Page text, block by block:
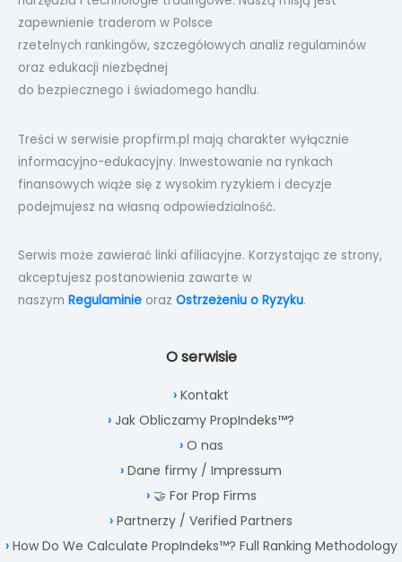
zapewnienie traderom w Polsce
rzetelnych rankingów, szczegółowych analiz regulaminów
oraz edukacji niezbędnej
do bezpiecznego i świadomego handlu.
Treści w serwisie propfirm.pl mają charakter wyłącznie
informacyjno-edukacyjny. Inwestowanie na rynkach
finansowych wiąże się z wysokim ryzykiem i decyzje
podejmujesz na własną odpowiedzialność.
Serwis może zawierać linki afiliacyjne. Korzystając ze strony,
akceptujesz postanowienia zawarte w
naszym Regulaminie oraz Ostrzeżeniu o Ryzyku.
O serwisie
Kontakt
Jak Obliczamy PropIndeks™?
O nas
Dane firmy / Impressum
🤝 For Prop Firms
Partnerzy / Verified Partners
How Do We Calculate PropIndeks™? Full Ranking Methodology